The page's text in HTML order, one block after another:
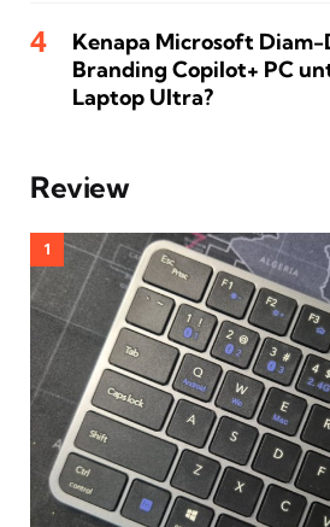
Kenapa Microsoft
Branding Copilot+ PC
Laptop Ultra?
Review